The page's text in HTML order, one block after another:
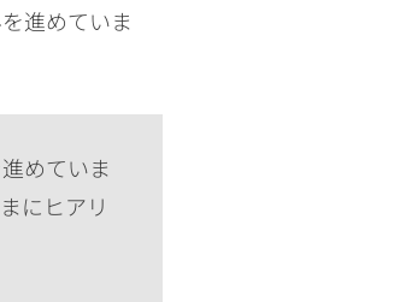
進めていま
めていま
にヒアリ